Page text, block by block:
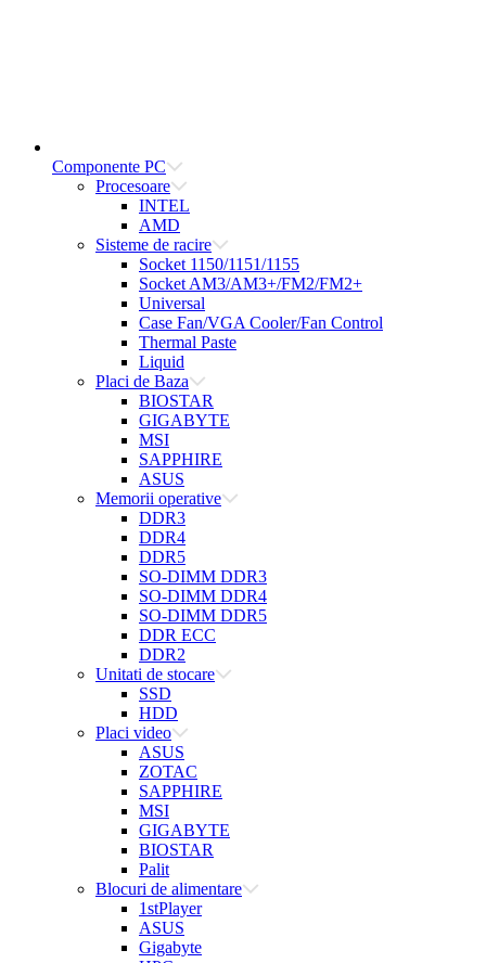
Componente PC
Procesoare
INTEL
AMD
Sisteme de racire
Socket 1150/1151/1155
Socket AM3/AM3+/FM2/FM2+
Universal
Case Fan/VGA Cooler/Fan Control
Thermal Paste
Liquid
Placi de Baza
BIOSTAR
GIGABYTE
MSI
SAPPHIRE
ASUS
Memorii operative
DDR3
DDR4
DDR5
SO-DIMM DDR3
SO-DIMM DDR4
SO-DIMM DDR5
DDR ECC
DDR2
Unitati de stocare
SSD
HDD
Placi video
ASUS
ZOTAC
SAPPHIRE
MSI
GIGABYTE
BIOSTAR
Palit
Blocuri de alimentare
1stPlayer
ASUS
Gigabyte